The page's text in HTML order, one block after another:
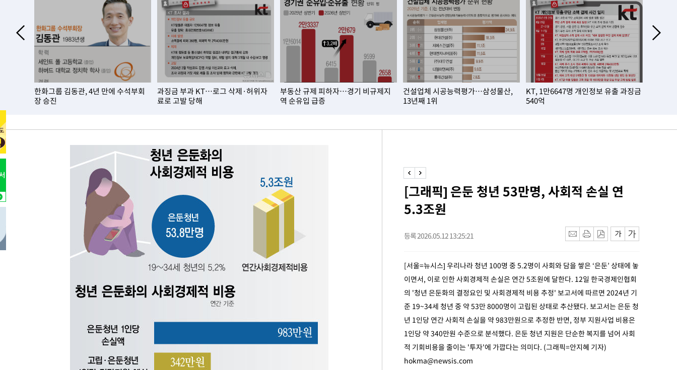
[속보]코스피, 6300선 재탈환…1.09% 오른 6365.07 개장
-16439초 전 >
시리아 다마스쿠스 교외에서 미니버스 폭발.. 14명 부상, 3명은 중
태
-15737초 전 >입추에도 극한더위…서울 낮 39도 '폭염중대경보'
-10701초 전 >
이란, 호르무즈서 "적국 목표물들"과 대치로 남부 케슘섬에서 두차
례 큰 폭발음
-9416초 전 > [속보]美, 폴리실리콘 수입 규제…파생제품 15% 관세, 120일 후 발
-7567초 전 >
[속보]트럼프, 美 원정출산 금지 행정명령 서명
-5267초 전 >[속보] 뉴욕증시, 일제 하락 마감…나스닥 0.06%↓
-29305초 전 >
[속보] 7월 중국 수출 23.9%↑ 수입 27.5%↑…무역총액
민주 콩고 에볼라환자 4천명 돌파, 4053명 발생 1850명 사망
[속보]'300억원대 사기 혐의' 차가원 대표 구속 송치
"미 전국적 살모네라 식중독 원인은 멕시코산 할라피뇨"-- CDC
[속보]경찰·노동부, HL만도 평택사업장 끼임 사망 관련 압수수색
[속보]합수본, '투표율 허위 입력' 중앙·서울·경기도 선관위 등 9곳
[속보]원·달러 환율, 오전 9시 1423.8원
[속보]삼성전자·SK하이닉스 동반 강보합…1%대 상승 출발
[속보]코스닥, 5.95포인트(0.74%) 상승한 807.62개장
[속보]코스피, 6300선 재탈환…1.09% 오른 6365.07 개장
시리아 다마스쿠스 교외에서 미니버스 폭발.. 14명 부상, 3명은 중
입추에도 극한더위…서울 낮 39도 '폭염중대경보'
이란, 호르무즈서 "적국 목표물들"과 대치로 남부 케슘섬에서 두차
[속보]美, 폴리실리콘 수입 규제…파생제품 15% 관세, 120일 후 발
[속보]트럼프, 美 원정출산 금지 행정명령 서명
[속보] 뉴욕증시, 일제 하락 마감…나스닥 0.06%↓
한화그룹 김동관, 4년 만에 수석부회
장 승진
과징금 부과 KT…로그 삭제·허위자
료로 고발 당해
부동산 규제 피하자…경기 비규제지
역 순유입 급증
건설업체 시공능력평가…삼성물산,
13년째 1위
KT, 1만6647명 개인정보 유출 과징금
540억
[그래픽] 은둔 청년 53만명, 사회적 손실 연
5.3조원
등록 2026.05.12 13:25:21
[서울=뉴시스] 우리나라 청년 100명 중 5.2명이 사회와 담을 쌓은 ‘은둔’ 상태에 놓
이면서, 이로 인한 사회경제적 손실은 연간 5조원에 달한다. 12일 한국경제인협회
의 '청년 은둔화의 결정요인 및 사회경제적 비용 추정' 보고서에 따르면 2024년 기
준 19~34세 청년 중 약 53만 8000명이 고립된 상태로 추산됐다. 보고서는 은둔 청
년 1인당 연간 사회적 손실을 약 983만원으로 추정한 반면, 정부 지원사업 비용은
1인당 약 340만원 수준으로 분석했다. 은둔 청년 지원은 단순한 복지를 넘어 사회
적 기회비용을 줄이는 '투자'에 가깝다는 의미다. (그래픽=안지혜 기자)
hokma@newsis.com